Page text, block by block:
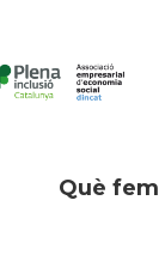
Què fem